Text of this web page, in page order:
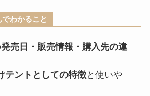
でわかること
発売日・販売情報・購入先の違
テントとしての特徴と使いや